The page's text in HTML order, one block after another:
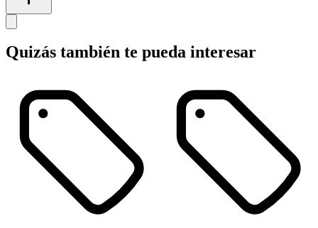
Quizás también te pueda interesar